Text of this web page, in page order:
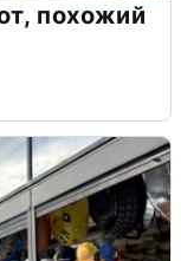
похожий